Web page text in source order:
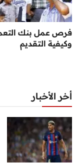
وكيفية التقديم
أخر الأخبار